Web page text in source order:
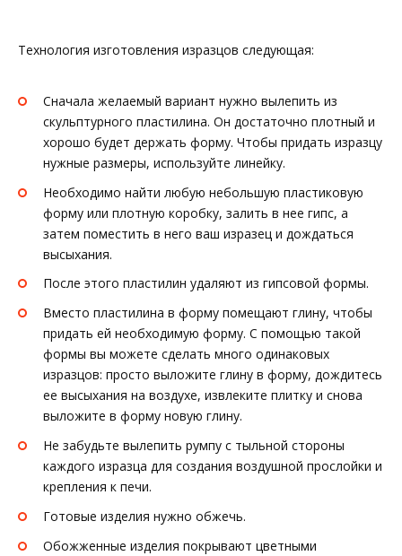
Технология изготовления изразцов следующая:
Сначала желаемый вариант нужно вылепить из
скульптурного пластилина. Он достаточно плотный и
хорошо будет держать форму. Чтобы придать изразцу
нужные размеры, используйте линейку.
Необходимо найти любую небольшую пластиковую
форму или плотную коробку, залить в нее гипс, а
затем поместить в него ваш изразец и дождаться
высыхания.
После этого пластилин удаляют из гипсовой формы.
Вместо пластилина в форму помещают глину, чтобы
придать ей необходимую форму. С помощью такой
формы вы можете сделать много одинаковых
изразцов: просто выложите глину в форму, дождитесь
ее высыхания на воздухе, извлеките плитку и снова
выложите в форму новую глину.
Не забудьте вылепить румпу с тыльной стороны
каждого изразца для создания воздушной прослойки и
крепления к печи.
Готовые изделия нужно обжечь.
Обожженные изделия покрывают цветными